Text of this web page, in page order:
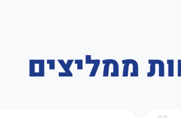
ממליצים